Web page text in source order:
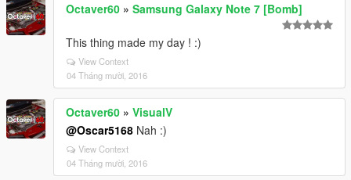
Octaver60 » Samsung Galaxy Note 7 [Bomb]
This thing made my day ! :)
View Context
04 Tháng mười, 2016
Octaver60 » VisualV
@Oscar5168 Nah :)
View Context
04 Tháng mười, 2016